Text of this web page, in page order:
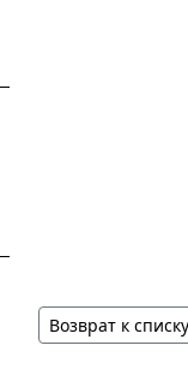
Возврат к списку